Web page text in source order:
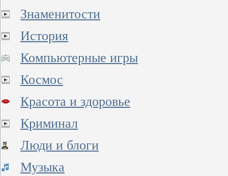
Знаменитости
История
Компьютерные игры
Космос
Красота и здоровье
Криминал
Люди и блоги
Музыка